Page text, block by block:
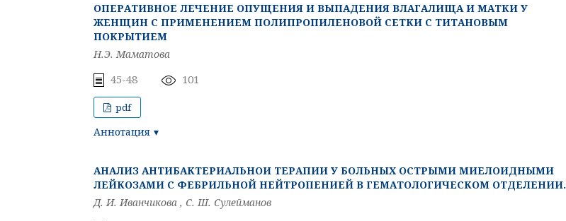
ОПЕРАТИВНОЕ ЛЕЧЕНИЕ ОПУЩЕНИЯ И ВЫПАДЕНИЯ ВЛАГАЛИЩА И МАТКИ У
ЖЕНЩИН С ПРИМЕНЕНИЕМ ПОЛИПРОПИЛЕНОВОЙ СЕТКИ С ТИТАНОВЫМ
ПОКРЫТИЕМ
Н.Э. Маматова
45-48 101
pdf
Аннотация
АНАЛИЗ АНТИБАКТЕРИАЛЬНОИ ТЕРАПИИ У БОЛЬНЫХ ОСТРЫМИ МИЕЛОИДНЫМИ
ЛЕЙКОЗАМИ С ФЕБРИЛЬНОЙ НЕЙТРОПЕНИЕЙ В ГЕМАТОЛОГИЧЕСКОМ ОТДЕЛЕНИИ.
Д. И. Иванчикова , С. Ш. Сулейманов